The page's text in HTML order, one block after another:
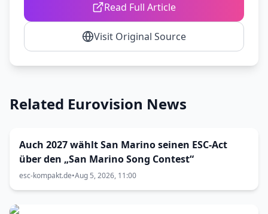
Read Full Article
Visit Original Source
Related Eurovision News
Auch 2027 wählt San Marino seinen ESC-Act
über den „San Marino Song Contest“
esc-kompakt.de•Aug 5, 2026, 11:00